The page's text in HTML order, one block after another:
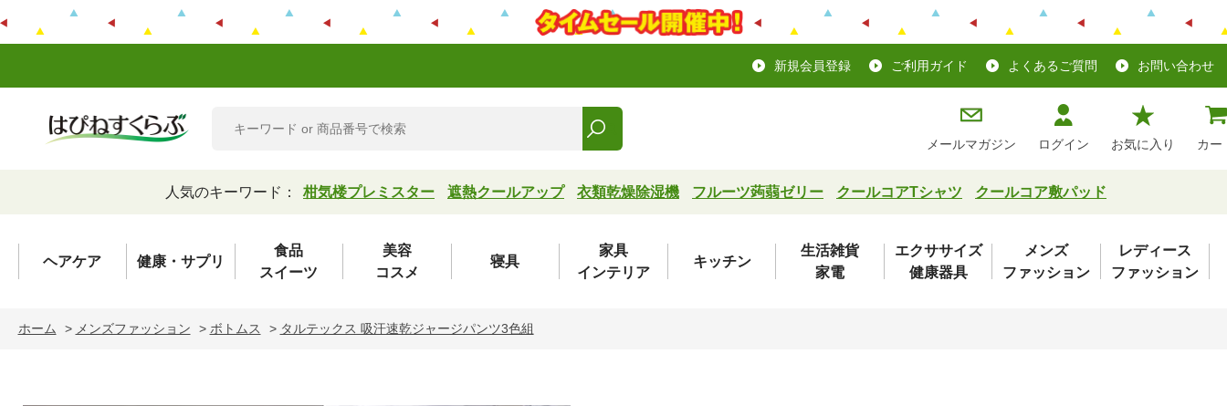
新規会員登録 ご利用ガイド よくあるご質問 お問い合わせ
メールマガジン ログイン お気に入り カー
人気のキーワード： 柑気楼プレミスター 遮熱クールアップ 衣類乾燥除湿機 フルーツ蒟蒻ゼリー クールコアTシャツ クールコア敷パッド
ヘアケア 健康・サプリ
食品
スイーツ
美容
コスメ
寝具
家具
インテリア
キッチン
生活雑貨
家電
エクササイズ
健康器具
メンズ
ファッション
レディース
ファッション
ホーム > メンズファッション > ボトムス > タルテックス 吸汗速乾ジャージパンツ3色組